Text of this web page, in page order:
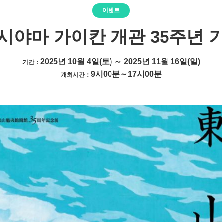
이벤트
야마 가이칸 개관 35주년
기간： 2025년 10월 4일(토) ～ 2025년 11월 16일(일)
개최시간： 9시00분～17시00분